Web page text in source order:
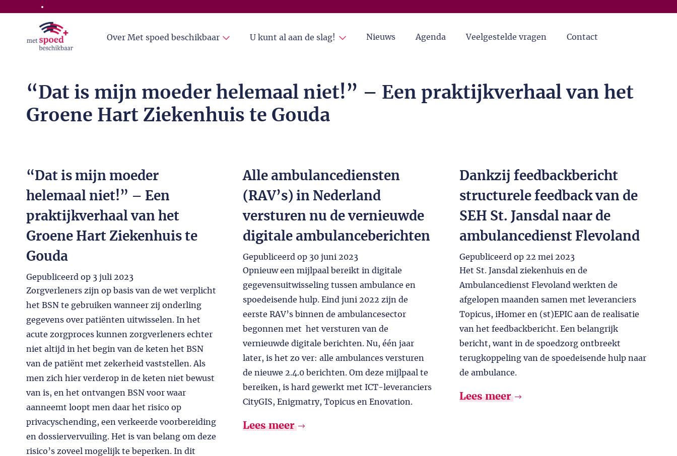
Skip to the main content
Over Met spoed beschikbaar U kunt al aan de slag! Nieuws Agenda Veelgestelde vragen Contact
“Dat is mijn moeder helemaal niet!” – Een praktijkverhaal van het
Groene Hart Ziekenhuis te Gouda
“Dat is mijn moeder
helemaal niet!” – Een
praktijkverhaal van het
Groene Hart Ziekenhuis te
Gouda
Gepubliceerd op 3 juli 2023
Zorgverleners zijn op basis van de wet verplicht
het BSN te gebruiken wanneer zij onderling
gegevens over patiënten uitwisselen. In het
acute zorgproces kunnen zorgverleners echter
niet altijd in het begin van de keten het BSN
van de patiënt met zekerheid vaststellen. Als
men zich hier verderop in de keten niet bewust
van is, en het ontvangen BSN voor waar
aanneemt loopt men daar het risico op
privacyschending, een verkeerde voorbereiding
en dossiervervuiling. Het is van belang om deze
risico’s zoveel mogelijk te beperken. In dit
Alle ambulancediensten
(RAV’s) in Nederland
versturen nu de vernieuwde
digitale ambulanceberichten
Gepubliceerd op 30 juni 2023
Opnieuw een mijlpaal bereikt in digitale
gegevensuitwisseling tussen ambulance en
spoedeisende hulp. Eind juni 2022 zijn de
eerste RAV’s binnen de ambulancesector
begonnen met het versturen van de
vernieuwde digitale berichten. Nu, één jaar
later, is het zo ver: alle ambulances versturen
de nieuwe 2.4.0 berichten. Om deze mijlpaal te
bereiken, is hard gewerkt met ICT-leveranciers
CityGIS, Enigmatry, Topicus en Enovation.
Lees meer
Dankzij feedbackbericht
structurele feedback van de
SEH St. Jansdal naar de
ambulancedienst Flevoland
Gepubliceerd op 22 mei 2023
Het St. Jansdal ziekenhuis en de
Ambulancedienst Flevoland werkten de
afgelopen maanden samen met leveranciers
Topicus, iHomer en (st)EPIC aan de realisatie
van het feedbackbericht. Een belangrijk
bericht, want in de spoedzorg ontbreekt
terugkoppeling van de spoedeisende hulp naar
de ambulance.
Lees meer